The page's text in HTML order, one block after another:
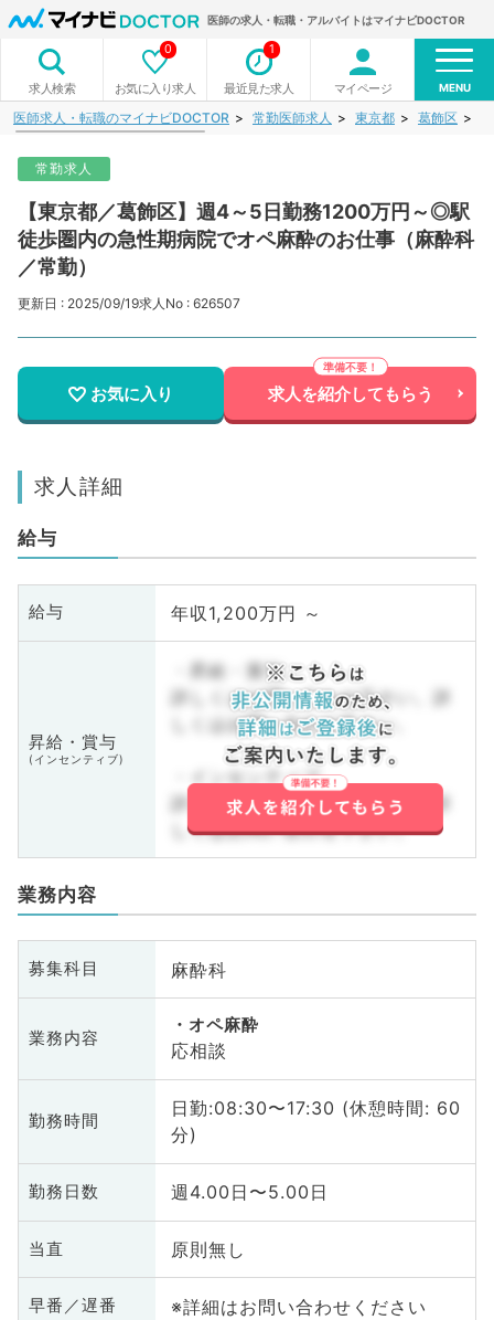
医師の求人・転職・アルバイトはマイナビDOCTOR
求人検索 お気に入り求人
0
最近見た求人
1
マイページ MENU
医師求人・転職のマイナビDOCTOR 常勤医師求人 東京都 葛飾区
常勤求人
【東京都／葛飾区】週4～5日勤務1200万円～◎駅
徒歩圏内の急性期病院でオペ麻酔のお仕事（麻酔科
／常勤）
更新日 : 2025/09/19求人No : 626507
お気に入り 求人を紹介してもらう
求人詳細
給与
給与 年収1,200万円 ～
昇給・賞与
(インセンティブ)
・昇給・賞与
詳しくはお問い合わせ下さい。詳
しくはお問い合わせ下さい。
・インセンティブ
詳しくはお問い合わせ下さい。詳
しくはお問い合わせ下さい。
業務内容
募集科目 麻酔科
業務内容
オペ麻酔
応相談
勤務時間
日勤:08:30〜17:30 (休憩時間: 60
分)
勤務日数 週4.00日〜5.00日
当直 原則無し
早番／遅番 ※詳細はお問い合わせください